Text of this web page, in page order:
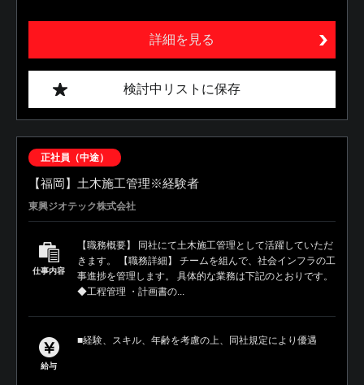
詳細を見る
検討中リストに保存
正社員（中途）
【福岡】土木施工管理※経験者
東興ジオテック株式会社
仕事内容
【職務概要】 同社にて土木施工管理として活躍していただ
きます。 【職務詳細】 チームを組んで、社会インフラの工
事進捗を管理します。 具体的な業務は下記のとおりです。
◆工程管理 ・計画書の...
給与
■経験、スキル、年齢を考慮の上、同社規定により優遇